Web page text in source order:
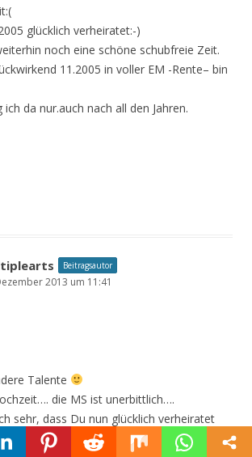
glücklich verheiratet:-)
noch eine schöne schubfreie Zeit.
11.2005 in voller EM -Rente– bin
da nur.auch nach all den Jahren.
Beitragsautor
2013 um 11:41
Talente
die MS ist unerbittlich….
sehr, dass Du nun glücklich verheiratet
entlastend sein